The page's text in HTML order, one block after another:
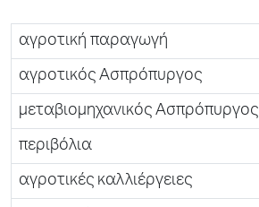
αγροτική παραγωγή
αγροτικός Ασπρόπυργος
μεταβιομηχανικός Ασπρόπυργος
περιβόλια
αγροτικές καλλιέργειες